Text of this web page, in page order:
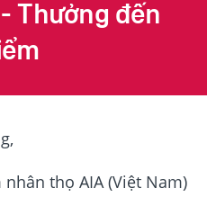
Thưởng đến
thọ AIA (Việt Nam)